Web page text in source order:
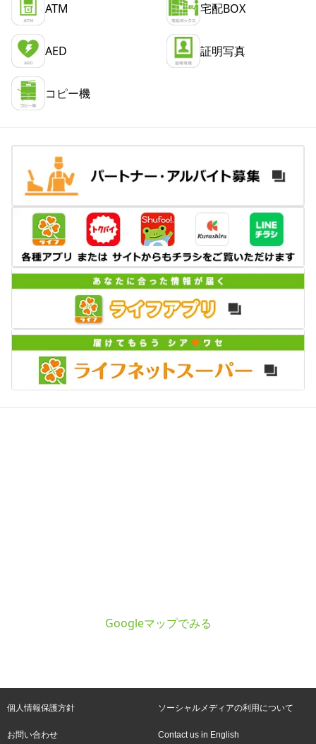
ATM 宅配BOX
AED 証明写真
コピー機
Googleマップでみる
個人情報保護方針 ソーシャルメディアの利用について
お問い合わせ Contact us in English